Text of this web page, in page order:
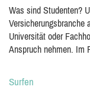
Was sind Studenten?
Versicherungsbranche
Universität oder
Anspruch nehmen. Im
Surfen